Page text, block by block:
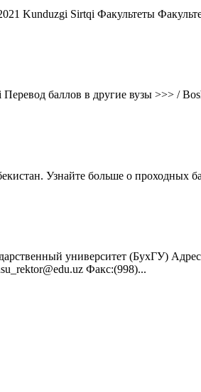
Kunduzgi Sirtqi Факультеты
баллов в другие вузы >>> /
Узнайте больше о проходных
университет (БухГУ)
Факс:(998)...